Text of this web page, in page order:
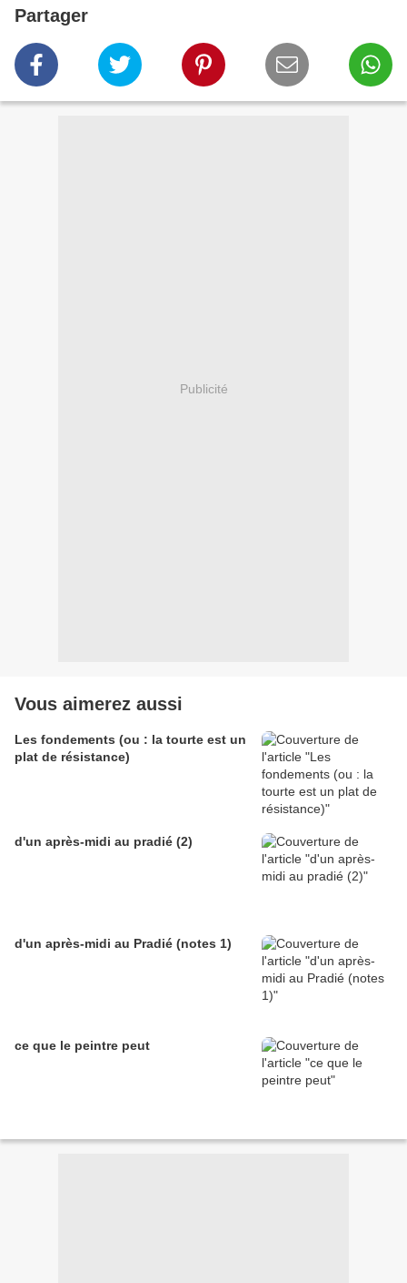
Partager
Publicité
Vous aimerez aussi
Les fondements (ou : la tourte est un
plat de résistance)
d'un après-midi au pradié (2)
d'un après-midi au Pradié (notes 1)
ce que le peintre peut